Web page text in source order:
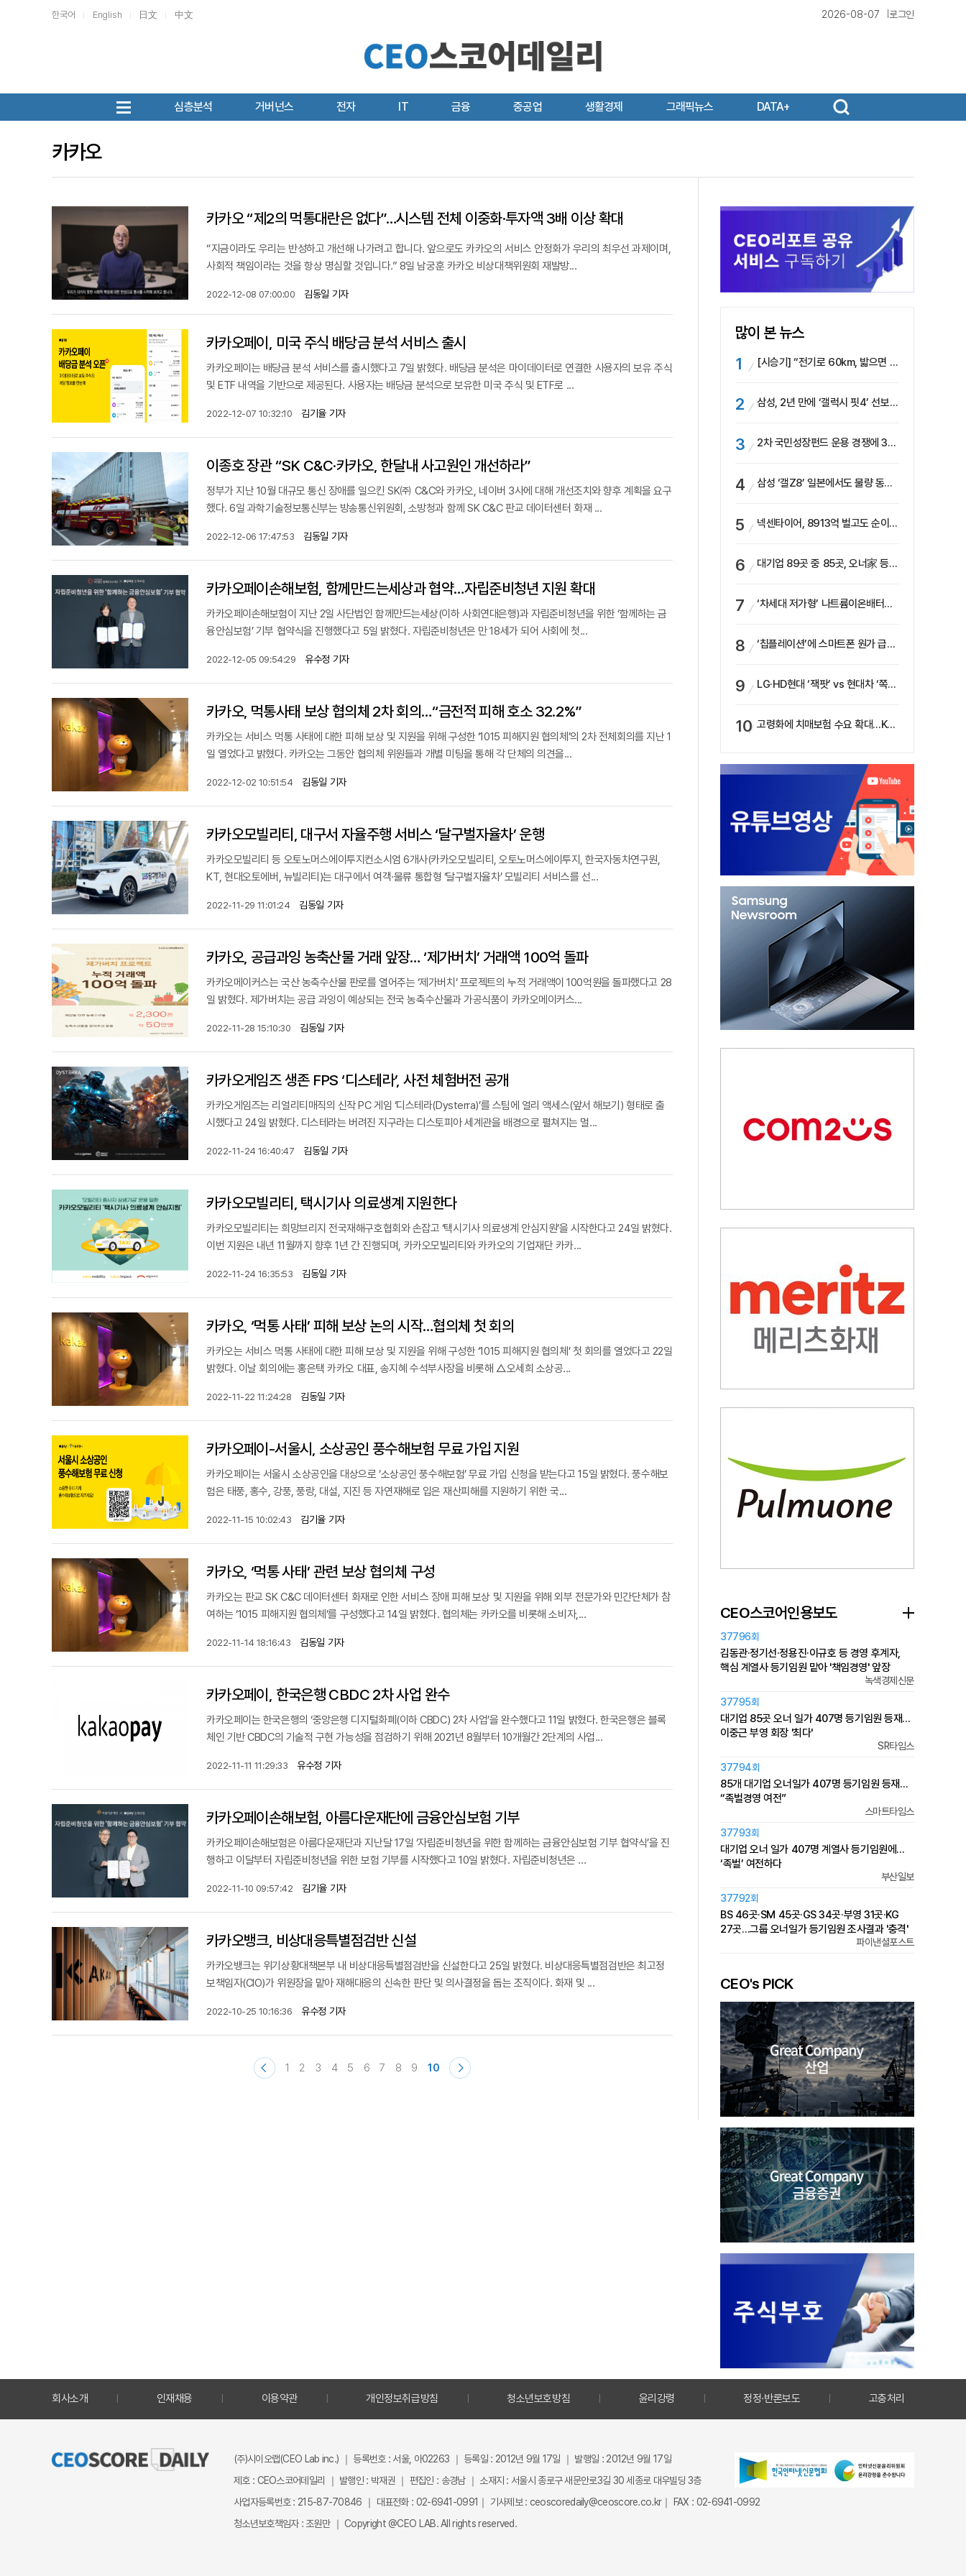
한국어 English 日文 中文 2026-08-07 로그인
심층분석 거버넌스 전자 IT 금융 중공업 생활경제 그래픽뉴스 DATA+
카카오
카카오 “제2의 먹통대란은 없다”…시스템 전체 이중화·투자액 3배 이상 확대
“지금이라도 우리는 반성하고 개선해 나가려고 합니다. 앞으로도 카카오의 서비스 안정화가 우리의 최우선 과제이며,
사회적 책임이라는 것을 항상 명심할 것입니다.” 8일 남궁훈 카카오 비상대책위원회 재발방...
2022-12-08 07:00:00 김동일 기자
카카오페이, 미국 주식 배당금 분석 서비스 출시
카카오페이는 배당금 분석 서비스를 출시했다고 7일 밝혔다. 배당금 분석은 마이데이터로 연결한 사용자의 보유 주식
및 ETF 내역을 기반으로 제공된다. 사용자는 배당금 분석으로 보유한 미국 주식 및 ETF로 ...
2022-12-07 10:32:10 김기율 기자
이종호 장관 “SK C&C·카카오, 한달내 사고원인 개선하라”
정부가 지난 10월 대규모 통신 장애를 일으킨 SK㈜ C&C와 카카오, 네이버 3사에 대해 개선조치와 향후 계획을 요구
했다. 6일 과학기술정보통신부는 방송통신위원회, 소방청과 함께 SK C&C 판교 데이터센터 화재 ...
2022-12-06 17:47:53 김동일 기자
카카오페이손해보험, 함께만드는세상과 협약…자립준비청년 지원 확대
카카오페이손해보험이 지난 2일 사단법인 함께만드는세상(이하 사회연대은행)과 자립준비청년을 위한 ‘함께하는 금
융안심보험’ 기부 협약식을 진행했다고 5일 밝혔다. 자립준비청년은 만 18세가 되어 사회에 첫...
2022-12-05 09:54:29 유수정 기자
카카오, 먹통사태 보상 협의체 2차 회의…“금전적 피해 호소 32.2%”
카카오는 서비스 먹통 사태에 대한 피해 보상 및 지원을 위해 구성한 ‘1015 피해지원 협의체’의 2차 전체회의를 지난 1
일 열었다고 밝혔다. 카카오는 그동안 협의체 위원들과 개별 미팅을 통해 각 단체의 의견을...
2022-12-02 10:51:54 김동일 기자
카카오모빌리티, 대구서 자율주행 서비스 ‘달구벌자율차’ 운행
카카오모빌리티 등 오토노머스에이투지컨소시엄 6개사(카카오모빌리티, 오토노머스에이투지, 한국자동차연구원,
KT, 현대오토에버, 뉴빌리티)는 대구에서 여객·물류 통합형 ‘달구벌자율차’ 모빌리티 서비스를 선...
2022-11-29 11:01:24 김동일 기자
카카오, 공급과잉 농축산물 거래 앞장… ‘제가버치’ 거래액 100억 돌파
카카오메이커스는 국산 농축수산물 판로를 열어주는 ‘제가버치’ 프로젝트의 누적 거래액이 100억원을 돌파했다고 28
일 밝혔다. 제가버치는 공급 과잉이 예상되는 전국 농축수산물과 가공식품이 카카오메이커스...
2022-11-28 15:10:30 김동일 기자
카카오게임즈 생존 FPS ‘디스테라’, 사전 체험버전 공개
카카오게임즈는 리얼리티매직의 신작 PC 게임 ‘디스테라(Dysterra)’를 스팀에 얼리 액세스(앞서 해보기) 형태로 출
시했다고 24일 밝혔다. 디스테라는 버려진 지구라는 디스토피아 세계관을 배경으로 펼쳐지는 멀...
2022-11-24 16:40:47 김동일 기자
카카오모빌리티, 택시기사 의료생계 지원한다
카카오모빌리티는 희망브리지 전국재해구호협회와 손잡고 ‘택시기사 의료생계 안심지원’을 시작한다고 24일 밝혔다.
이번 지원은 내년 11월까지 향후 1년 간 진행되며, 카카오모빌리티와 카카오의 기업재단 카카...
2022-11-24 16:35:53 김동일 기자
카카오, ‘먹통 사태’ 피해 보상 논의 시작…협의체 첫 회의
카카오는 서비스 먹통 사태에 대한 피해 보상 및 지원을 위해 구성한 ‘1015 피해지원 협의체’ 첫 회의를 열었다고 22일
밝혔다. 이날 회의에는 홍은택 카카오 대표, 송지혜 수석부사장을 비롯해 △오세희 소상공...
2022-11-22 11:24:28 김동일 기자
카카오페이-서울시, 소상공인 풍수해보험 무료 가입 지원
카카오페이는 서울시 소상공인을 대상으로 ‘소상공인 풍수해보험’ 무료 가입 신청을 받는다고 15일 밝혔다. 풍수해보
험은 태풍, 홍수, 강풍, 풍랑, 대설, 지진 등 자연재해로 입은 재산피해를 지원하기 위한 국...
2022-11-15 10:02:43 김기율 기자
카카오, ‘먹통 사태’ 관련 보상 협의체 구성
카카오는 판교 SK C&C 데이터센터 화재로 인한 서비스 장애 피해 보상 및 지원을 위해 외부 전문가와 민간단체가 참
여하는 ‘1015 피해지원 협의체’를 구성했다고 14일 밝혔다. 협의체는 카카오를 비롯해 소비자,...
2022-11-14 18:16:43 김동일 기자
카카오페이, 한국은행 CBDC 2차 사업 완수
카카오페이는 한국은행의 ‘중앙은행 디지털화폐(이하 CBDC) 2차 사업’을 완수했다고 11일 밝혔다. 한국은행은 블록
체인 기반 CBDC의 기술적 구현 가능성을 점검하기 위해 2021년 8월부터 10개월간 2단계의 사업...
2022-11-11 11:29:33 유수정 기자
카카오페이손해보험, 아름다운재단에 금융안심보험 기부
카카오페이손해보험은 아름다운재단과 지난달 17일 ‘자립준비청년을 위한 함께하는 금융안심보험 기부 협약식’을 진
행하고 이달부터 자립준비청년을 위한 보험 기부를 시작했다고 10일 밝혔다. 자립준비청년은 ...
2022-11-10 09:57:42 김기율 기자
카카오뱅크, 비상대응특별점검반 신설
카카오뱅크는 위기상황대책본부 내 비상대응특별점검반을 신설한다고 25일 밝혔다. 비상대응특별점검반은 최고정
보책임자(CIO)가 위원장을 맡아 재해대응의 신속한 판단 및 의사결정을 돕는 조직이다. 화재 및 ...
2022-10-25 10:16:36 유수정 기자
1 2 3 4 5 6 7 8 9 10
많이 본 뉴스
[시승기] “전기로 60km, 밟으면 462마력”…볼보 XC60 T8의 두 얼굴
삼성, 2년 만에 ‘갤럭시 핏4’ 선보이나…웨어러블 생태계 확장 ‘시동’
2차 국민성장펀드 운용 경쟁에 33개사 몰렸다…신한·하나 등 새 얼굴 대거 합류
삼성 ‘갤Z8’ 일본에서도 물량 동났다…애플 참전 앞두고 선두 수성 ‘시험대’
넥센타이어, 8913억 벌고도 순이익 2억…유럽 세부담에 이익 증발
대기업 89곳 중 85곳, 오너家 등기임원 겸직…BS 46곳·SM 45곳 ‘족벌경영’ 고착화
‘차세대 저가형’ 나트륨이온배터리 시대 오나…LG화학·에코프로, 상용화 속도낸다
‘칩플레이션’에 스마트폰 원가 급등…삼성전자, ‘엑시노스’ 채택 확대하나
LG·HD현대 ‘잭팟’ vs 현대차 ‘쪽박’…글로벌 사모펀드, 韓 대기업 투자 ‘희비’
고령화에 치매보험 수요 확대…KB손보·삼성화재가 ‘시장 주도’
CEO스코어인용보도
37796회
김동관·정기선·정용진·이규호 등 경영 후계자,
핵심 계열사 등기임원 맡아 '책임경영' 앞장
녹색경제신문
37795회
대기업 85곳 오너 일가 407명 등기임원 등재…
이중근 부영 회장 '최다'
SR타임스
37794회
85개 대기업 오너일가 407명 등기임원 등재…
“족벌경영 여전”
스마트타임스
37793회
대기업 오너 일가 407명 계열사 등기임원에…
‘족벌’ 여전하다
부산일보
37792회
BS 46곳·SM 45곳·GS 34곳·부영 31곳·KG
27곳…그룹 오너일가 등기임원 조사결과 '충격'
파이낸셜포스트
CEO's PICK
회사소개 인재채용 이용약관 개인정보취급방침 청소년보호방침 윤리강령 정정·반론보도 고충처리
(주)시이오랩(CEO Lab inc.) ｜ 등록번호 : 서울, 아02263 ｜ 등록일 : 2012년 9월 17일 ｜ 발행일 : 2012년 9월 17일
제호 : CEO스코어데일리 ｜ 발행인 : 박재권 ｜ 편집인 : 송경남 ｜ 소재지 : 서울시 종로구 새문안로3길 30 세종로 대우빌딩 3층
사업자등록번호 : 215-87-70846 ｜ 대표전화 : 02-6941-0991｜ 기사제보 : ceoscoredaily@ceoscore.co.kr｜ FAX : 02-6941-0992
청소년보호책임자 : 조원만 ｜ Copyright @CEO LAB. All rights reserved.